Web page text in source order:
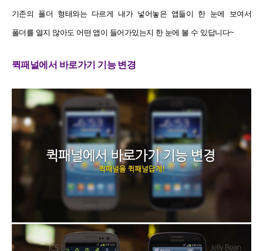
기존의 폴더 형태와는 다르게 내가 넣어놓은 앱들이 한 눈에 보여서
폴더를 열지 않아도 어떤 앱이 들어가있는지 한 눈에 볼 수 있답니다~
퀵패널에서 바로가기 기능 변경